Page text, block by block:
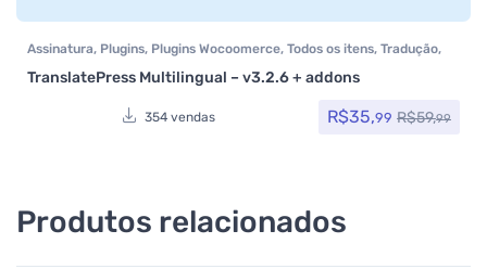
Assinatura, Plugins, Plugins Wocoomerce, Todos os itens, Tradução,
TranslatePress Multilingual – v3.2.6 + addons
354 vendas R$35,99 R$59,99
Produtos relacionados